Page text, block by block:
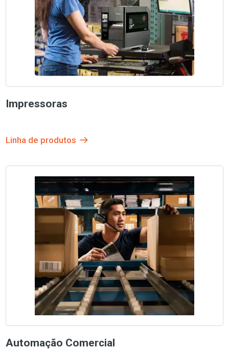
Impressoras
Linha de produtos
Automação Comercial